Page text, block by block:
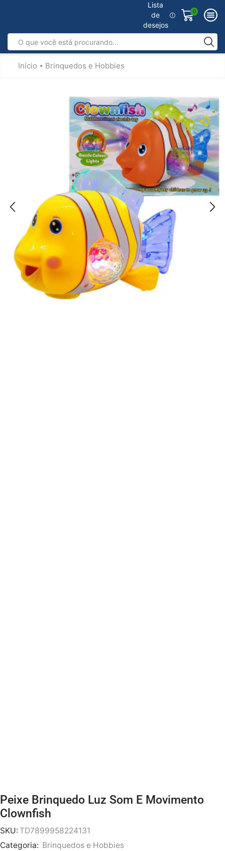
Lista
de
desejos
0
Início • Brinquedos e Hobbies
Peixe Brinquedo Luz Som E Movimento
Clownfish
SKU: TD7899958224131
Categoria: Brinquedos e Hobbies